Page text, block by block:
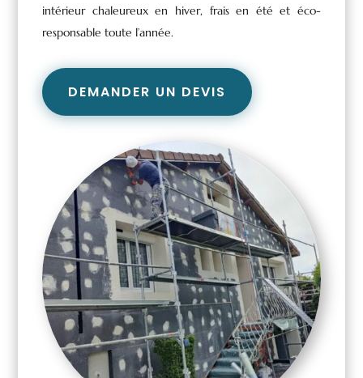
intérieur chaleureux en hiver, frais en été et éco-
responsable toute l’année.
DEMANDER UN DEVIS